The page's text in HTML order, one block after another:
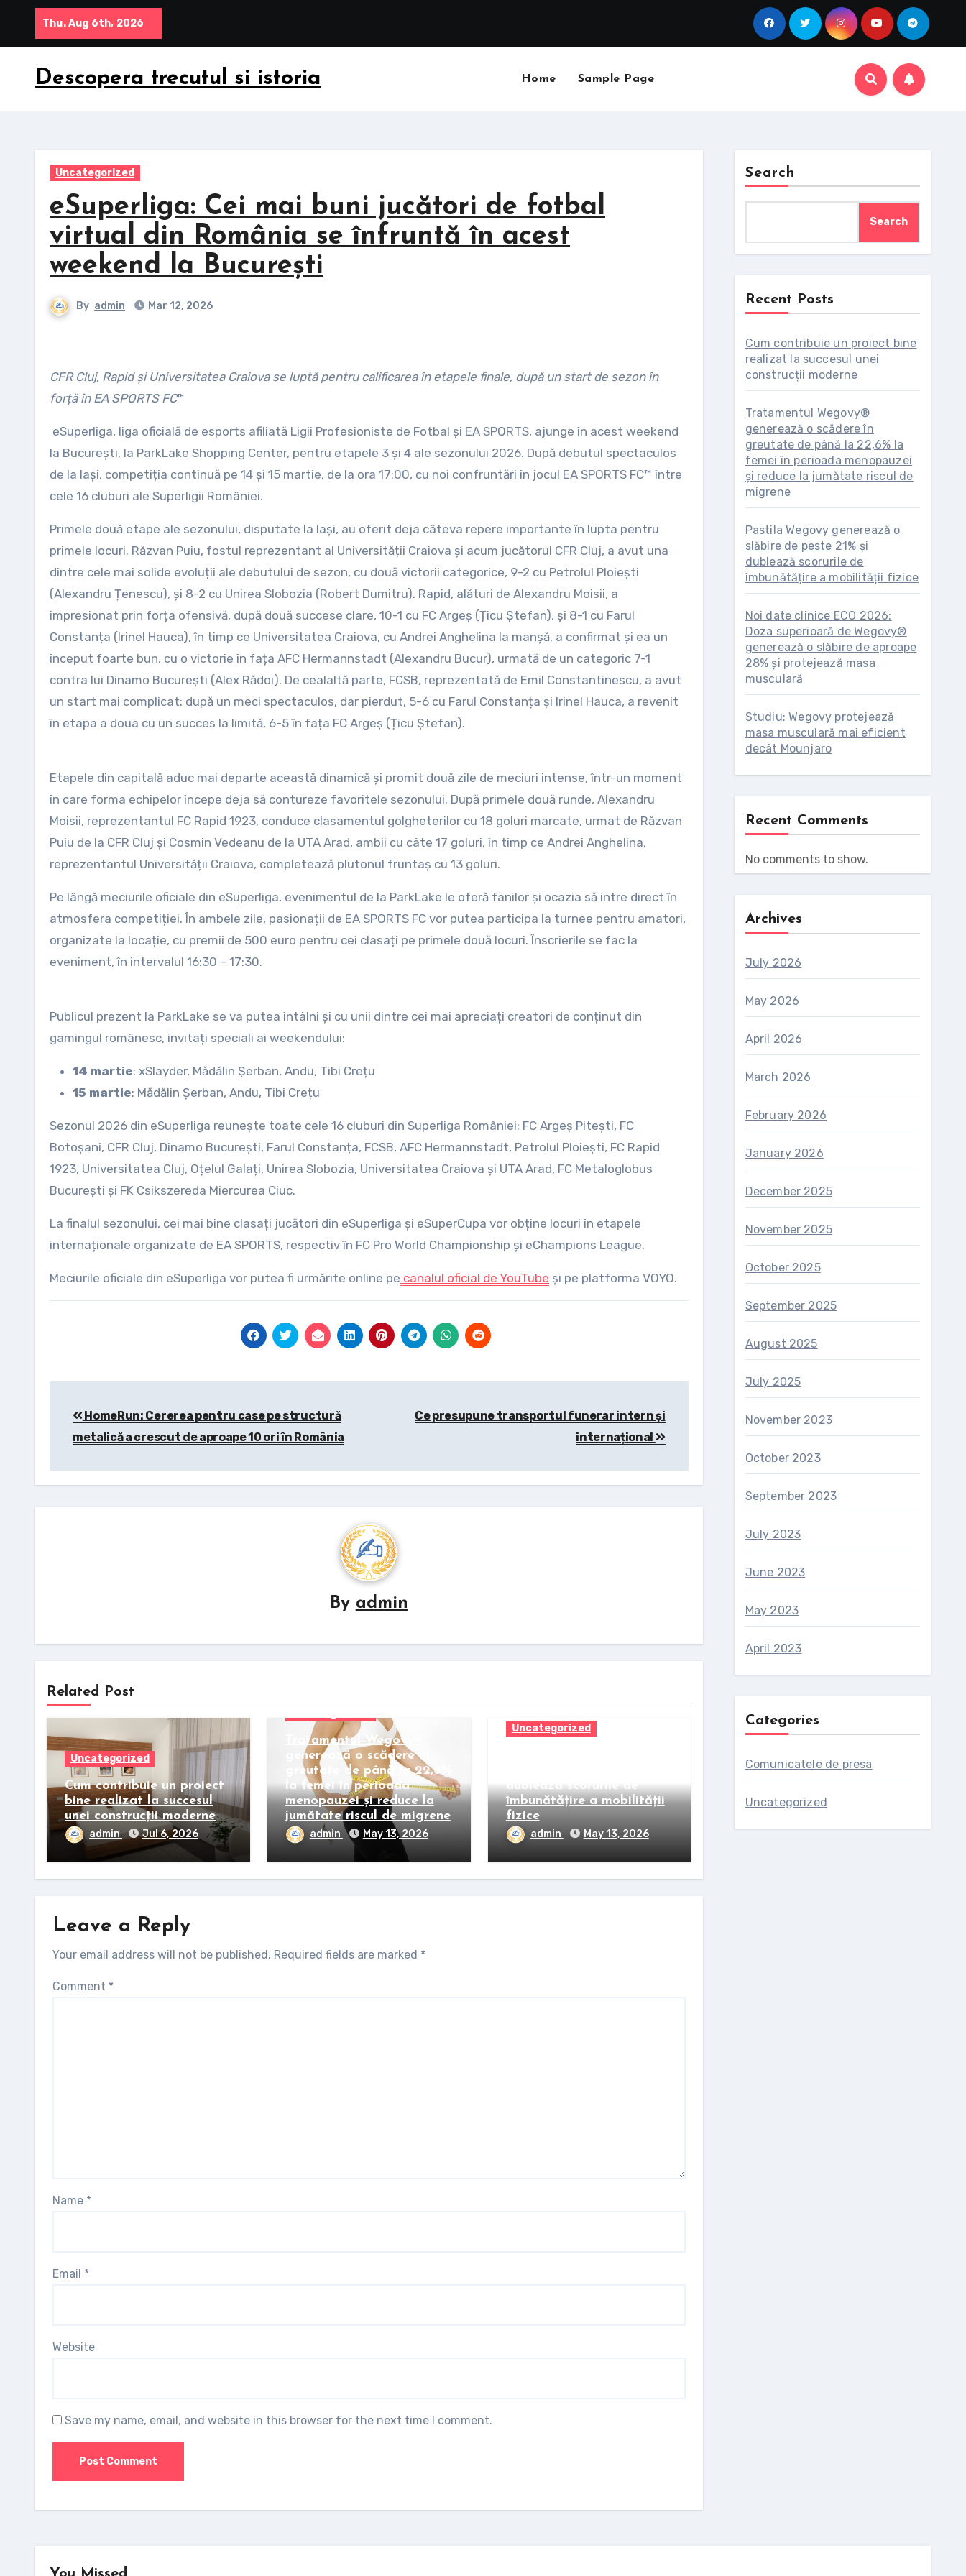
content
Thu. Aug 6th, 2026
Descopera trecutul si istoria Home Sample Page
Uncategorized
eSuperliga: Cei mai buni jucători de fotbal
virtual din România se înfruntă în acest
weekend la București
By admin Mar 12, 2026
CFR Cluj, Rapid și Universitatea Craiova se luptă pentru calificarea în etapele finale, după un start de sezon în
forță în EA SPORTS FC™
eSuperliga, liga oficială de esports afiliată Ligii Profesioniste de Fotbal și EA SPORTS, ajunge în acest weekend
la București, la ParkLake Shopping Center, pentru etapele 3 și 4 ale sezonului 2026. După debutul spectaculos
de la Iași, competiția continuă pe 14 și 15 martie, de la ora 17:00, cu noi confruntări în jocul EA SPORTS FC™ între
cele 16 cluburi ale Superligii României.
Primele două etape ale sezonului, disputate la Iași, au oferit deja câteva repere importante în lupta pentru
primele locuri. Răzvan Puiu, fostul reprezentant al Universității Craiova și acum jucătorul CFR Cluj, a avut una
dintre cele mai solide evoluții ale debutului de sezon, cu două victorii categorice, 9-2 cu Petrolul Ploiești
(Alexandru Țenescu), și 8-2 cu Unirea Slobozia (Robert Dumitru). Rapid, alături de Alexandru Moisii, a
impresionat prin forța ofensivă, după două succese clare, 10-1 cu FC Argeș (Țicu Ștefan), și 8-1 cu Farul
Constanța (Irinel Hauca), în timp ce Universitatea Craiova, cu Andrei Anghelina la manșă, a confirmat și ea un
început foarte bun, cu o victorie în fața AFC Hermannstadt (Alexandru Bucur), urmată de un categoric 7-1
contra lui Dinamo București (Alex Rădoi). De cealaltă parte, FCSB, reprezentată de Emil Constantinescu, a avut
un start mai complicat: după un meci spectaculos, dar pierdut, 5-6 cu Farul Constanța și Irinel Hauca, a revenit
în etapa a doua cu un succes la limită, 6-5 în fața FC Argeș (Țicu Ștefan).
Etapele din capitală aduc mai departe această dinamică și promit două zile de meciuri intense, într-un moment
în care forma echipelor începe deja să contureze favoritele sezonului. După primele două runde, Alexandru
Moisii, reprezentantul FC Rapid 1923, conduce clasamentul golgheterilor cu 18 goluri marcate, urmat de Răzvan
Puiu de la CFR Cluj și Cosmin Vedeanu de la UTA Arad, ambii cu câte 17 goluri, în timp ce Andrei Anghelina,
reprezentantul Universității Craiova, completează plutonul fruntaș cu 13 goluri.
Pe lângă meciurile oficiale din eSuperliga, evenimentul de la ParkLake le oferă fanilor și ocazia să intre direct în
atmosfera competiției. În ambele zile, pasionații de EA SPORTS FC vor putea participa la turnee pentru amatori,
organizate la locație, cu premii de 500 euro pentru cei clasați pe primele două locuri. Înscrierile se fac la
eveniment, în intervalul 16:30 – 17:30.
Publicul prezent la ParkLake se va putea întâlni și cu unii dintre cei mai apreciați creatori de conținut din
gamingul românesc, invitați speciali ai weekendului:
14 martie: xSlayder, Mădălin Șerban, Andu, Tibi Crețu
15 martie: Mădălin Șerban, Andu, Tibi Crețu
Sezonul 2026 din eSuperliga reunește toate cele 16 cluburi din Superliga României: FC Argeș Pitești, FC
Botoșani, CFR Cluj, Dinamo București, Farul Constanța, FCSB, AFC Hermannstadt, Petrolul Ploiești, FC Rapid
1923, Universitatea Cluj, Oțelul Galați, Unirea Slobozia, Universitatea Craiova și UTA Arad, FC Metaloglobus
București și FK Csikszereda Miercurea Ciuc.
La finalul sezonului, cei mai bine clasați jucători din eSuperliga și eSuperCupa vor obține locuri în etapele
internaționale organizate de EA SPORTS, respectiv în FC Pro World Championship și eChampions League.
Meciurile oficiale din eSuperliga vor putea fi urmărite online pe canalul oficial de YouTube și pe platforma VOYO.
navigation
HomeRun: Cererea pentru case pe structură
metalică a crescut de aproape 10 ori în România
Ce presupune transportul funerar intern și
internațional
By admin
Related Post
Uncategorized
Cum contribuie un proiect
bine realizat la succesul
unei construcții moderne
admin Jul 6, 2026
Tratamentul Wegovy®
generează o scădere în
greutate de până la 22,6%
la femei în perioada
menopauzei și reduce la
jumătate riscul de migrene
admin May 13, 2026
Uncategorized
dublează scorurile de
îmbunătățire a mobilității
fizice
admin May 13, 2026
Leave a Reply
Your email address will not be published. Required fields are marked *
Comment *
Name *
Email *
Website
Save my name, email, and website in this browser for the next time I comment.
Search
Search
Recent Posts
Cum contribuie un proiect bine
realizat la succesul unei
construcții moderne
Tratamentul Wegovy®
generează o scădere în
greutate de până la 22,6% la
femei în perioada menopauzei
și reduce la jumătate riscul de
migrene
Pastila Wegovy generează o
slăbire de peste 21% și
dublează scorurile de
îmbunătățire a mobilității fizice
Noi date clinice ECO 2026:
Doza superioară de Wegovy®
generează o slăbire de aproape
28% și protejează masa
musculară
Studiu: Wegovy protejează
masa musculară mai eficient
decât Mounjaro
Recent Comments
No comments to show.
Archives
July 2026
May 2026
April 2026
March 2026
February 2026
January 2026
December 2025
November 2025
October 2025
September 2025
August 2025
July 2025
November 2023
October 2023
September 2023
July 2023
June 2023
May 2023
April 2023
Categories
Comunicatele de presa
Uncategorized